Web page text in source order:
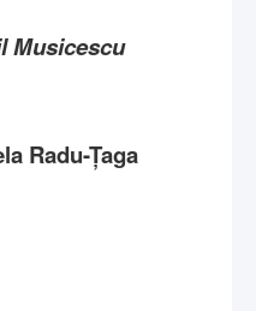
Musicescu
Radu-Țaga